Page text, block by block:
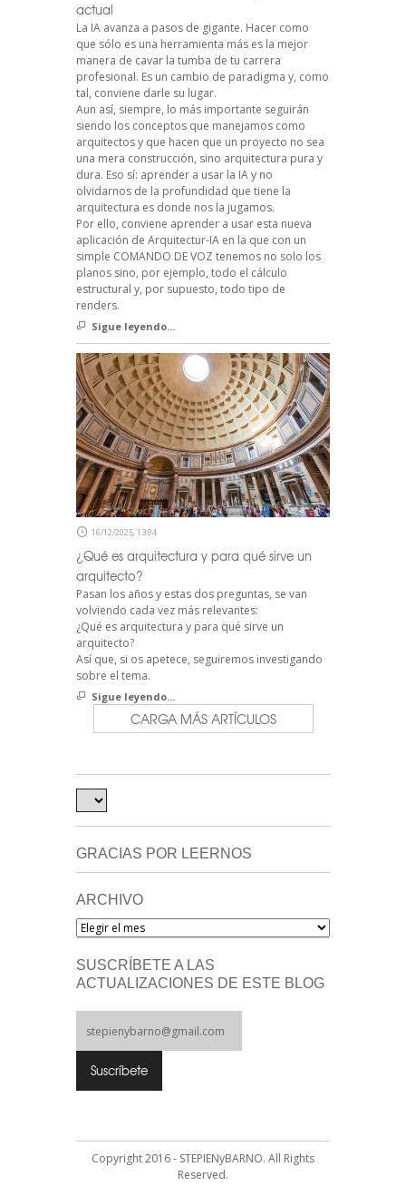
actual
La IA avanza a pasos de gigante. Hacer como
que sólo es una herramienta más es la mejor
manera de cavar la tumba de tu carrera
profesional. Es un cambio de paradigma y, como
tal, conviene darle su lugar.
Aun así, siempre, lo más importante seguirán
siendo los conceptos que manejamos como
arquitectos y que hacen que un proyecto no sea
una mera construcción, sino arquitectura pura y
dura. Eso sí: aprender a usar la IA y no
olvidarnos de la profundidad que tiene la
arquitectura es donde nos la jugamos.
Por ello, conviene aprender a usar esta nueva
aplicación de Arquitectur-IA en la que con un
simple COMANDO DE VOZ tenemos no solo los
planos sino, por ejemplo, todo el cálculo
estructural y, por supuesto, todo tipo de
renders.
Sigue leyendo...
16/12/2025, 13:04
¿Qué es arquitectura y para qué sirve un
arquitecto?
Pasan los años y estas dos preguntas, se van
volviendo cada vez más relevantes:
¿Qué es arquitectura y para qué sirve un
arquitecto?
Así que, si os apetece, seguiremos investigando
sobre el tema.
Sigue leyendo...
CARGA MÁS ARTÍCULOS
GRACIAS POR LEERNOS
ARCHIVO
Archivo
SUSCRÍBETE A LAS
ACTUALIZACIONES DE ESTE BLOG
Copyright 2016 - STEPIENyBARNO. All Rights
Reserved.